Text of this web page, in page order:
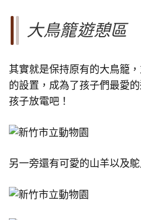
大鳥籠遊憩區
其實就是保持原有的大鳥籠
的設置，成為了孩子們最愛
孩子放電吧！
另一旁還有可愛的山羊以及鴕